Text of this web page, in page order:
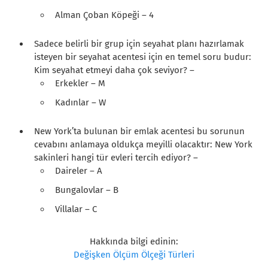
Alman Çoban Köpeği – 4
Sadece belirli bir grup için seyahat planı hazırlamak
isteyen bir seyahat acentesi için en temel soru budur:
Kim seyahat etmeyi daha çok seviyor? –
Erkekler – M
Kadınlar – W
New York’ta bulunan bir emlak acentesi bu sorunun
cevabını anlamaya oldukça meyilli olacaktır: New York
sakinleri hangi tür evleri tercih ediyor? –
Daireler – A
Bungalovlar – B
Villalar – C
Hakkında bilgi edinin:
Değişken Ölçüm Ölçeği Türleri